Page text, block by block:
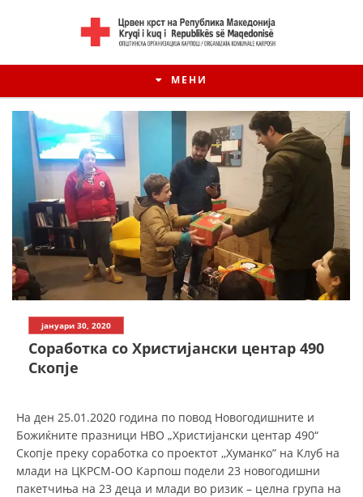
МЕНИ
јануари 30, 2020
Соработка со Христијански центар 490
Скопје
На ден 25.01.2020 година по повод Новогодишните и
Божиќните празници НВО „Христијански центар 490“
Скопје преку соработка со проектот ,,Хуманко” на Клуб на
млади на ЦКРСМ-ОО Карпош подели 23 новогодишни
пакетчиња на 23 деца и млади во ризик – целна група на